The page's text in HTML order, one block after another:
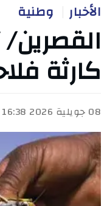
الأخبار وطنية
كارثة
08 جويلية 2026 16:38